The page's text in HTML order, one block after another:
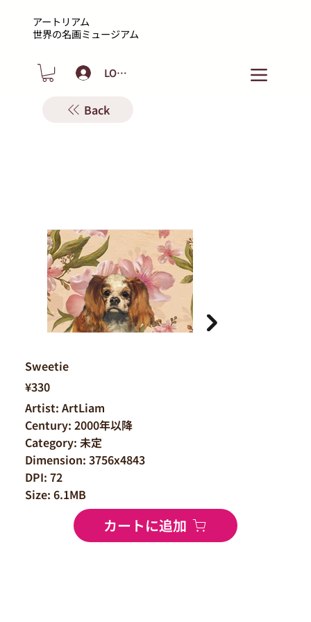
アートリアム
​世界の名画ミュージアム
LOGIN
Back
¥330
Artist: ArtLiam
Century: 2000年以降
Category: 未定
Dimension: 3756x4843
DPI: 72
Size: 6.1MB
カートに追加
Sweetie